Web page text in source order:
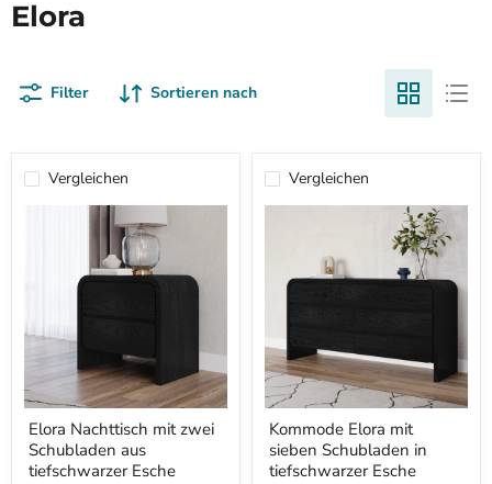
Elora
Filter Sortieren nach
Vergleichen
Nachttisch
mit
zwei
Elora Nachttisch mit zwei
Schubladen aus
tiefschwarzer Esche
Vergleichen
Elora
mit
sieben
Kommode Elora mit
sieben Schubladen in
tiefschwarzer Esche